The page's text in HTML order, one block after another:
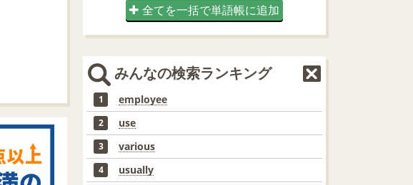
全てを一括で単語帳に追加
みんなの検索ランキング
1 employee
2 use
3 various
4 usually